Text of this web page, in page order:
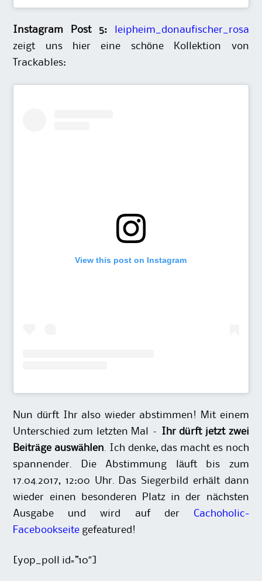
Instagram Post 5:
leipheim_donaufischer_rosa
zeigt uns hier eine schöne Kollektion von
Trackables:
View this post on Instagram
Nun dürft Ihr also wieder abstimmen! Mit einem
Unterschied zum letzten Mal – Ihr dürft jetzt zwei
Beiträge auswählen. Ich denke, das macht es noch
spannender. Die Abstimmung läuft bis zum
17.04.2017, 12:00 Uhr. Das Siegerbild erhält dann
wieder einen besonderen Platz in der nächsten
Ausgabe und wird auf der Cachoholic-
Facebookseite gefeatured!
[yop_poll id=”10″]